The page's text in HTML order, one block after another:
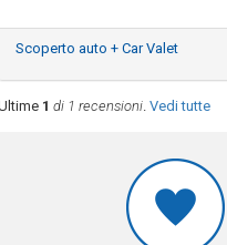
Scoperto auto + Car Valet
1 di 1 recensioni. Vedi tutte